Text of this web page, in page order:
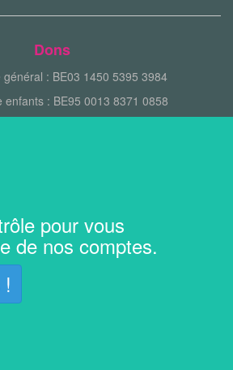
Dons
général : BE03 1450 5395 3984
enfants : BE95 0013 8371 0858
pour vous
de nos comptes.